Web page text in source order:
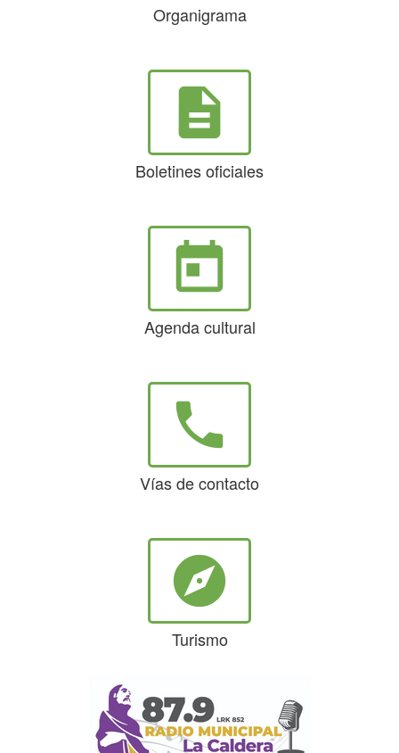
Organigrama
description
Boletines oficiales
today
Agenda cultural
phone
Vías de contacto
explore
Turismo